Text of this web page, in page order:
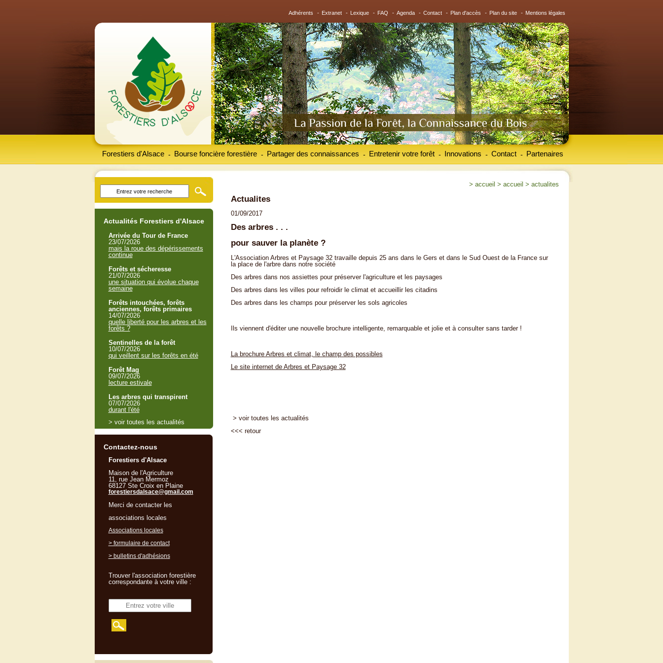
Adhérents - Extranet - Lexique - FAQ - Agenda - Contact - Plan d'accès - Plan du site - Mentions légales
Forestiers d'Alsace Bourse foncière forestière
- Partager des connaissances
- Entretenir votre forêt
- Innovations
- Contact
- Partenaires
-
> accueil > accueil > actualites
Actualites
01/09/2017
Des arbres . . .
pour sauver la planète ?
L'Association Arbres et Paysage 32 travaille depuis 25 ans dans le Gers et dans le Sud Ouest de la France sur
la place de l'arbre dans notre société
Des arbres dans nos assiettes pour préserver l'agriculture et les paysages
Des arbres dans les villes pour refroidir le climat et accueillir les citadins
Des arbres dans les champs pour préserver les sols agricoles
Ils viennent d'éditer une nouvelle brochure intelligente, remarquable et jolie et à consulter sans tarder !
La brochure Arbres et climat, le champ des possibles
Le site internet de Arbres et Paysage 32
> voir toutes les actualités
<<< retour
Actualités Forestiers d'Alsace
Arrivée du Tour de France
23/07/2026
mais la roue des dépérissements
continue
Forêts et sécheresse
21/07/2026
une situation qui évolue chaque
semaine
Forêts intouchées, forêts
anciennes, forêts primaires
14/07/2026
quelle liberté pour les arbres et les
forêts ?
Sentinelles de la forêt
10/07/2026
qui veillent sur les forêts en été
Forêt Mag
09/07/2026
lecture estivale
Les arbres qui transpirent
07/07/2026
durant l'été
> voir toutes les actualités
Contactez-nous
Forestiers d'Alsace
Maison de l'Agriculture
11, rue Jean Mermoz
68127 Ste Croix en Plaine
forestiersdalsace@gmail.com
Merci de contacter les
associations locales
Associations locales
> formulaire de contact
> bulletins d'adhésions
Trouver l'association forestière
correspondante à votre ville :